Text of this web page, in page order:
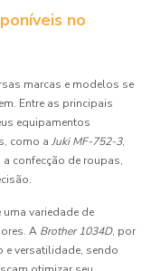
no
marcas e modelos se
Entre as principais
equipamentos
como a Juki MF-752-3,
confecção de roupas,
uma variedade de
A Brother 1034D, por
e versatilidade, sendo